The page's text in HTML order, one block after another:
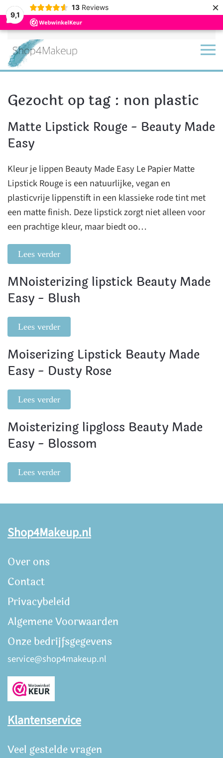
9,1
13 Reviews ×
Terug naar hoofdinhoud
Gezocht op tag : non plastic
Matte Lipstick Rouge - Beauty Made
Easy
Kleur je lippen Beauty Made Easy Le Papier Matte
Lipstick Rouge is een natuurlijke, vegan en
plasticvrije lippenstift in een klassieke rode tint met
een matte finish. Deze lipstick zorgt niet alleen voor
een prachtige kleur, maar biedt oo…
Lees verder
MNoisterizing lipstick Beauty Made
Easy - Blush
Lees verder
Moiserizing Lipstick Beauty Made
Easy - Dusty Rose
Lees verder
Moisterizing lipgloss Beauty Made
Easy - Blossom
Lees verder
Shop4Makeup.nl
Over ons
Contact
Privacybeleid
Algemene Voorwaarden
Onze bedrijfsgegevens
service@shop4makeup.nl
Klantenservice
Veel gestelde vragen